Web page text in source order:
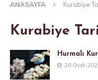
ANASAYFA Kurabiye
Kurabiye
Hurmalı
20 Ocak